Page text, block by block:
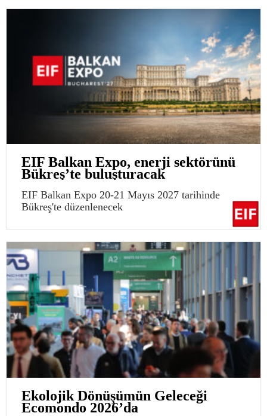
EIF Balkan Expo, enerji sektörünü
Bükreş’te buluşturacak
EIF Balkan Expo 20-21 Mayıs 2027 tarihinde
Bükreş'te düzenlenecek
Ekolojik Dönüşümün Geleceği
Ecomondo 2026’da